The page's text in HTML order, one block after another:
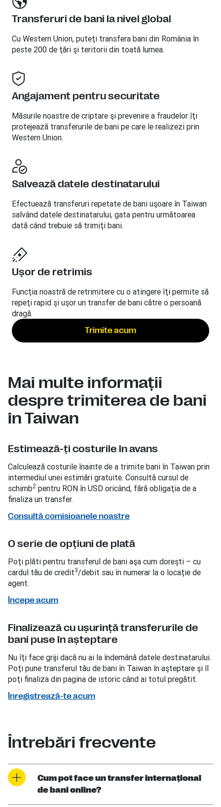
Transferuri de bani la nivel global
Cu Western Union, puteţi transfera bani din România în
peste 200 de ţări şi teritorii din toată lumea.
Angajament pentru securitate
Măsurile noastre de criptare şi prevenire a fraudelor îţi
protejează transferurile de bani pe care le realizezi prin
Western Union.
Salvează datele destinatarului
Efectuează transferuri repetate de bani uşoare în Taiwan
salvând datele destinatarului, gata pentru următoarea
dată când trebuie să trimiţi bani.
Uşor de retrimis
Funcţia noastră de retrimitere cu o atingere îţi permite să
repeţi rapid şi uşor un transfer de bani către o persoană
dragă.
Trimite acum
Mai multe informaţii
despre trimiterea de bani
în Taiwan
Estimează-ţi costurile în avans
Calculează costurile înainte de a trimite bani în Taiwan prin
intermediul unei estimări gratuite. Consultă cursul de
schimb2 pentru RON în USD oricând, fără obligaţia de a
finaliza un transfer.
Consultă comisioanele noastre
O serie de opţiuni de plată
Poţi plăti pentru transferul de bani aşa cum doreşti – cu
cardul tău de credit3/debit sau în numerar la o locaţie de
agent.
Începe acum
Finalizează cu uşurinţă transferurile de
bani puse în aşteptare
Nu îţi face griji dacă nu ai la îndemână datele destinatarului.
Poţi pune transferul tău de bani în Taiwan în aşteptare şi îl
poţi finaliza din pagina de istoric când ai totul pregătit.
Înregistrează-te acum
Întrebări frecvente
Cum pot face un transfer internaţional
de bani online?